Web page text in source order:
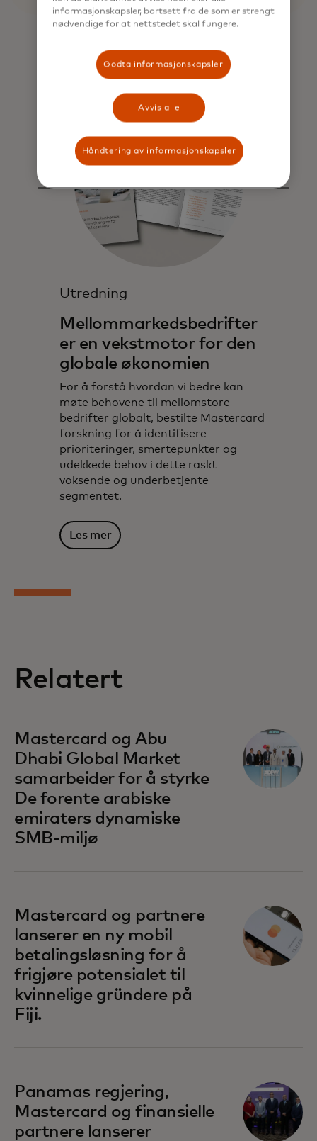
Utredning
Mellommarkedsbedrifter
er en vekstmotor for den
globale økonomien
For å forstå hvordan vi bedre kan
møte behovene til mellomstore
bedrifter globalt, bestilte Mastercard
forskning for å identifisere
prioriteringer, smertepunkter og
udekkede behov i dette raskt
voksende og underbetjente
segmentet.
Les mer
Relatert
Mastercard og Abu
Dhabi Global Market
samarbeider for å styrke
De forente arabiske
emiraters dynamiske
SMB-miljø
opens in a new tab
Mastercard og partnere
lanserer en ny mobil
betalingsløsning for å
frigjøre potensialet til
kvinnelige gründere på
Fiji.
opens in a new tab
Panamas regjering,
Mastercard og finansielle
partnere lanserer
opens in a new tab
informasjonskapsler, bortsett fra de som er strengt
nødvendige for at nettstedet skal fungere.
Godta informasjonskapsler
Avvis alle
Håndtering av informasjonskapsler